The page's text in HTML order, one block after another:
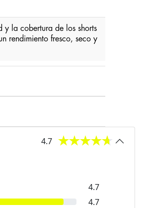
y la cobertura de los shorts
rendimiento fresco, seco y
4.7
4.7
4.7